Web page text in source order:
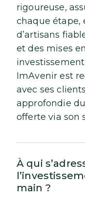
rigoureuse,
chaque étape,
d’artisans
et des mises
ImAvenir est
avec ses
approfondie
offerte via son
À qui
main ?